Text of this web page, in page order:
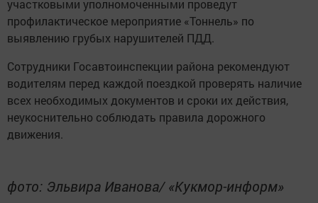
участковыми уполномоченными проведут
профилактическое мероприятие «Тоннель» по
выявлению грубых нарушителей ПДД.
Сотрудники Госавтоинспекции района рекомендуют
водителям перед каждой поездкой проверять наличие
всех необходимых документов и сроки их действия,
неукоснительно соблюдать правила дорожного
движения.
фото: Эльвира Иванова/ «Кукмор-информ»